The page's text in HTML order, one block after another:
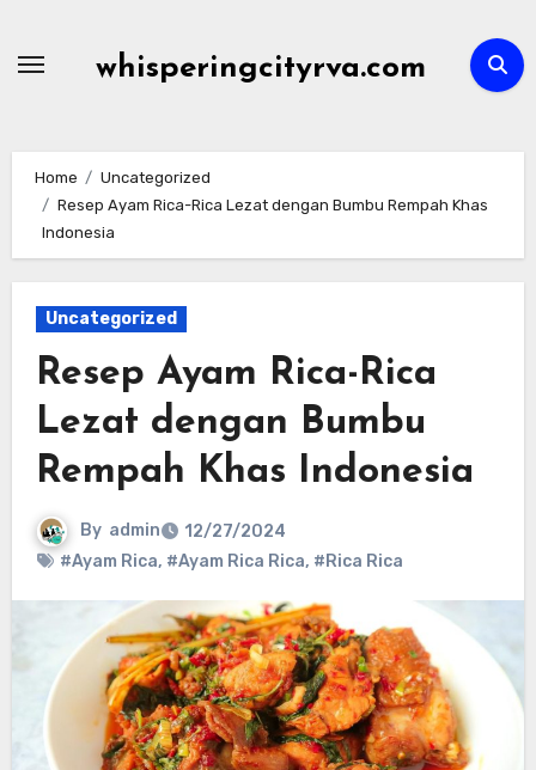
whisperingcityrva.com
Home
Uncategorized
Resep Ayam Rica-Rica Lezat dengan Bumbu Rempah Khas
Indonesia
Uncategorized
Resep Ayam Rica-Rica
Lezat dengan Bumbu
Rempah Khas Indonesia
By admin
12/27/2024
#Ayam Rica, #Ayam Rica Rica, #Rica Rica